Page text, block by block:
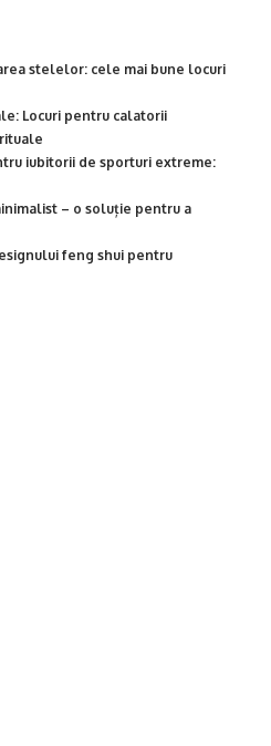
stelelor: cele mai bune locuri
Locuri pentru calatorii
iubitorii de sporturi extreme:
– o soluție pentru a
feng shui pentru